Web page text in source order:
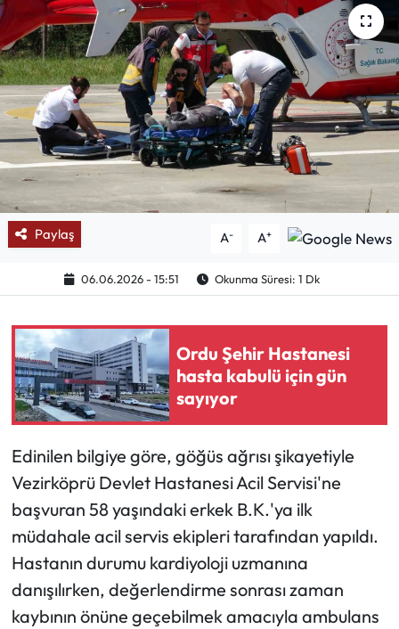
Paylaş A- A+
06.06.2026 - 15:51 Okunma Süresi: 1 Dk
Ordu Şehir Hastanesi
hasta kabulü için gün
sayıyor
Edinilen bilgiye göre, göğüs ağrısı şikayetiyle
Vezirköprü Devlet Hastanesi Acil Servisi'ne
başvuran 58 yaşındaki erkek B.K.'ya ilk
müdahale acil servis ekipleri tarafından yapıldı.
Hastanın durumu kardiyoloji uzmanına
danışılırken, değerlendirme sonrası zaman
kaybının önüne geçebilmek amacıyla ambulans
Röportaj
Manşet
Köşe Yazıları
Karikatür Galeri
ASTROLOJİ
Spor Yazıları
Mektup Galeri
Ekonomi
Sağlık
Turizm
Teknoloji